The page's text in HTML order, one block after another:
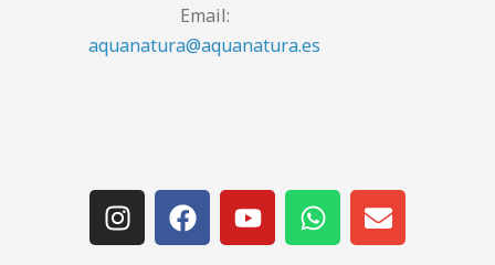
Email:
aquanatura@aquanatura.es